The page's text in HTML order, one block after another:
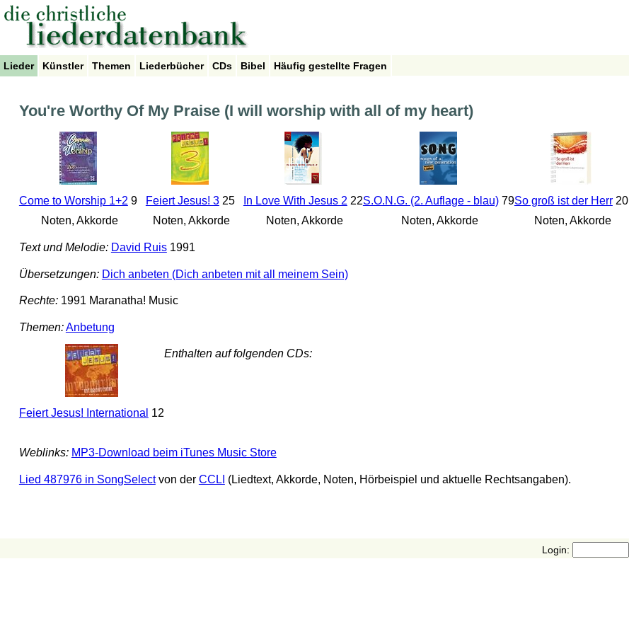
Lieder Künstler Themen Liederbücher CDs Bibel Häufig gestellte Fragen
You're Worthy Of My Praise (I will worship with all of my heart)
Come to Worship 1+29
Noten, Akkorde
Feiert Jesus! 325
Noten, Akkorde
In Love With Jesus 222
Noten, Akkorde
S.O.N.G. (2. Auflage - blau)79
Noten, Akkorde
So groß ist der Herr20
Noten, Akkorde
Text und Melodie: David Ruis1991
Übersetzungen: Dich anbeten (Dich anbeten mit all meinem Sein)
Rechte:1991 Maranatha! Music
Themen:Anbetung
Enthalten auf folgenden CDs:
Feiert Jesus! International 12
Weblinks: MP3-Download beim iTunes Music Store
Lied 487976 in SongSelectvon der CCLI (Liedtext, Akkorde, Noten, Hörbeispiel und aktuelle Rechtsangaben).
Login: